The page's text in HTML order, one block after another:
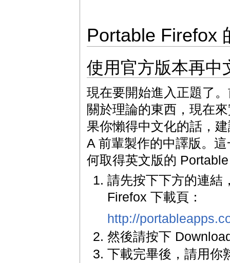
Portable Firefox
使用官方版本再中
現在要開始進入正題了
關於理論的東西，現在
果你懶得中文化的話，
A 前輩製作的中譯版。
何取得英文版的
請先按下下方的連結
Firefox 下載頁：
http://
然後請按下
下載完畢後，請用你